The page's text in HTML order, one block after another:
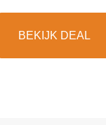
BEKIJK DEAL